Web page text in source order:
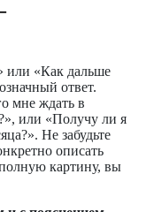
или «Как дальше
ответ.
мне ждать в
или «Получу ли я
Не забудьте
описать
картину, вы